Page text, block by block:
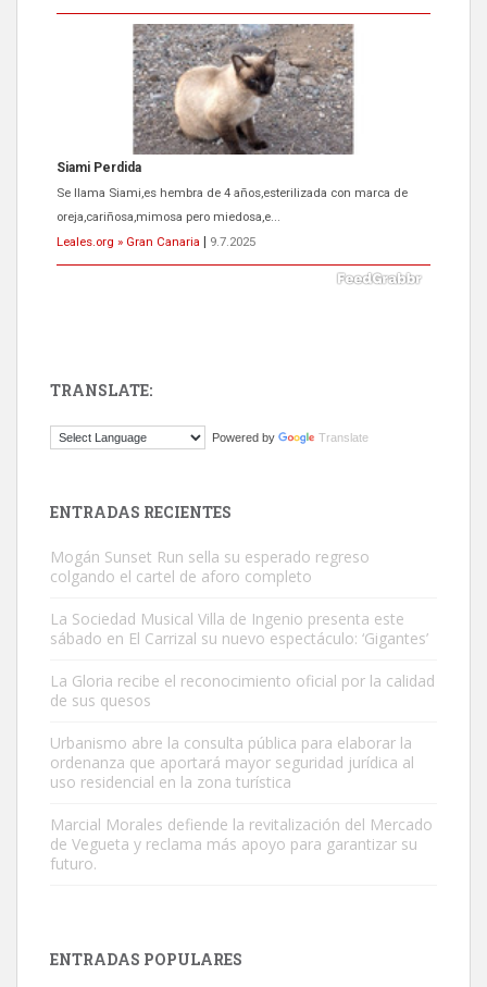
ADOPCIÓN URGENTE GATA TEROR GRAN CANARIA
El ayuntamiento se va a llevar a Los Gatos callejeros de la zona los
próximos días, ella incluida...
Leales.org » Gran Canaria
9.7.2025
Este gato macho ha aparecido en la calle hace menos de un mes,
Busco adopción responsable para mi perra. Pastor alemán,
Leales.org » Gran Canaria | 6.7.2025
TRANSLATE:
Powered by Translate
ENTRADAS RECIENTES
Mogán Sunset Run sella su esperado regreso
colgando el cartel de aforo completo
La Sociedad Musical Villa de Ingenio presenta este
sábado en El Carrizal su nuevo espectáculo: ‘Gigantes’
La Gloria recibe el reconocimiento oficial por la calidad
de sus quesos
Urbanismo abre la consulta pública para elaborar la
ordenanza que aportará mayor seguridad jurídica al
uso residencial en la zona turística
Marcial Morales defiende la revitalización del Mercado
de Vegueta y reclama más apoyo para garantizar su
futuro.
ENTRADAS POPULARES